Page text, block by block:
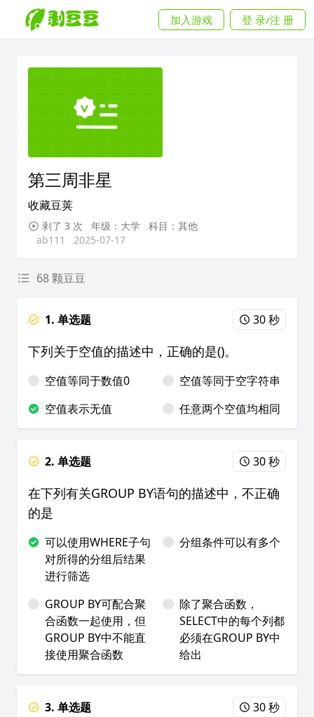
加入游戏 登 录/注 册
第三周非星
收藏豆荚
剥了 3 次 年级：大学
科目：其他
ab111
2025-07-17
68 颗豆豆
1. 单选题 30 秒
下列关于空值的描述中，正确的是()。
空值等同于数值0
空值等同于空字符串
空值表示无值
任意两个空值均相同
2. 单选题 30 秒
在下列有关GROUP BY语句的描述中，不正确
的是
可以使用WHERE子句
对所得的分组后结果
进行筛选
分组条件可以有多个
GROUP BY可配合聚
合函数一起使用，但
GROUP BY中不能直
接使用聚合函数
除了聚合函数，
SELECT中的每个列都
必须在GROUP BY中
给出
3. 单选题 30 秒